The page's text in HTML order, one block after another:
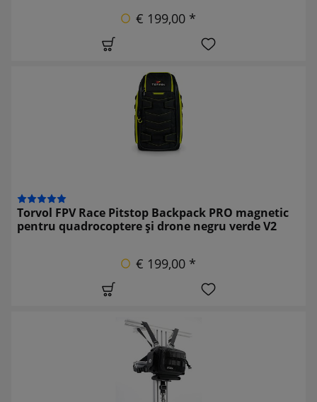
€ 199,00 *
Torvol FPV Race Pitstop Backpack PRO magnetic
pentru quadrocoptere și drone negru verde V2
€ 199,00 *